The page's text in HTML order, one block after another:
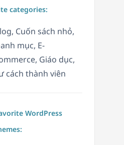
categories:
Cuốn sách nhỏ,
mục, E-
Giáo dục,
cách thành viên
WordPress